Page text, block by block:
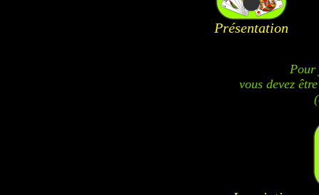
Présentation
Pour
vous devez